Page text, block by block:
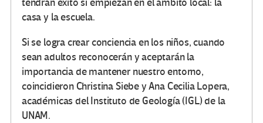
tendrán éxito si empiezan en el ámbito local: la
casa y la escuela.
Si se logra crear conciencia en los niños, cuando
sean adultos reconocerán y aceptarán la
importancia de mantener nuestro entorno,
coincidieron Christina Siebe y Ana Cecilia Lopera,
académicas del Instituto de Geología (IGL) de la
UNAM.